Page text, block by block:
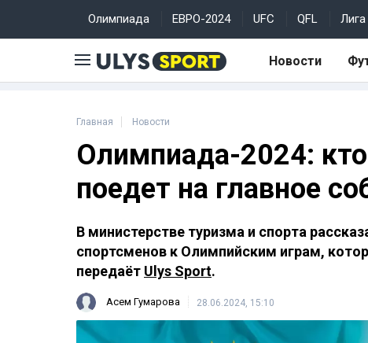
Олимпиада ЕВРО-2024 UFC QFL
Новости
Главная Новости
Олимпиада-2024: кто
поедет на главное
В министерстве туризма и спорта
спортсменов к Олимпийским играм,
передаёт Ulys Sport.
Асем Гумарова 28.06.2024, 15:10